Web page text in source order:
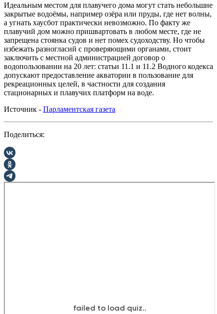
Идеальным местом для плавучего дома могут стать небольшие
закрытые водоёмы, например озёра или пруды, где нет волны,
а угнать хаусбот практически невозможно. По факту же
плавучий дом можно пришвартовать в любом месте, где не
запрещена стоянка судов и нет помех судоходству. Но чтобы
избежать разногласий с проверяющими органами, стоит
заключить с местной администрацией договор о
водопользовании на 20 лет: статьи 11.1 и 11.2 Водного кодекса
допускают предоставление акватории в пользование для
рекреационных целей, в частности для создания
стационарных и плавучих платформ на воде.
Источник - Парламентская газета
Поделиться: